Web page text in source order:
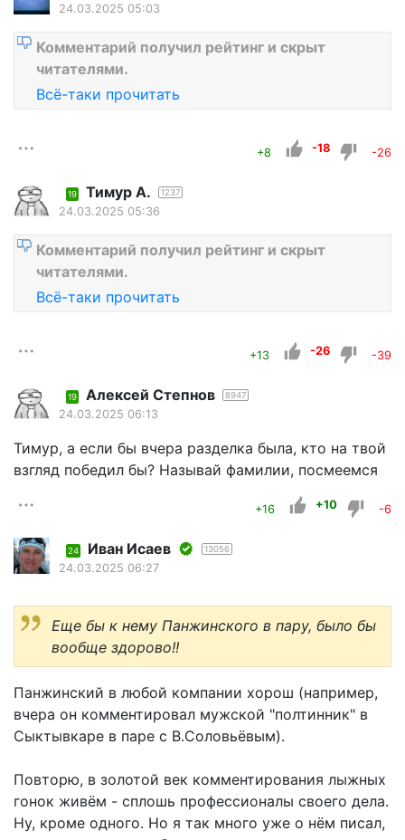
24.03.2025 05:03
Комментарий получил рейтинг и скрыт
читателями.
Всё-таки прочитать
+8 -18 -26
19 Тимур А. 1237
24.03.2025 05:36
Комментарий получил рейтинг и скрыт
читателями.
Всё-таки прочитать
+13 -26 -39
19 Алексей Степнов 8947
24.03.2025 06:13
Тимур, а если бы вчера разделка была, кто на твой
взгляд победил бы? Называй фамилии, посмеемся
+16 +10 -6
24 Иван Исаев 13056
24.03.2025 06:27
Еще бы к нему Панжинского в пару, было бы
вообще здорово!!
Панжинский в любой компании хорош (например,
вчера он комментировал мужской "полтинник" в
Сыктывкаре в паре с В.Соловьёвым).
Повторю, в золотой век комментирования лыжных
гонок живём - сплошь профессионалы своего дела.
Ну, кроме одного. Но я так много уже о нём писал,